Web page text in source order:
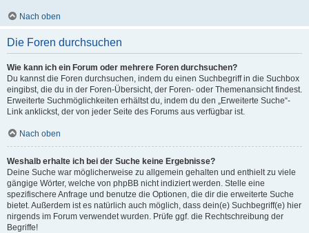
Nach oben
Die Foren durchsuchen
Wie kann ich ein Forum oder mehrere Foren durchsuchen?
Du kannst die Foren durchsuchen, indem du einen Suchbegriff in die Suchbox
eingibst, die du in der Foren-Übersicht, der Foren- oder Themenansicht findest.
Erweiterte Suchmöglichkeiten erhältst du, indem du den „Erweiterte Suche“-
Link anklickst, der von jeder Seite des Forums aus verfügbar ist.
Nach oben
Weshalb erhalte ich bei der Suche keine Ergebnisse?
Deine Suche war möglicherweise zu allgemein gehalten und enthielt zu viele
gängige Wörter, welche von phpBB nicht indiziert werden. Stelle eine
spezifischere Anfrage und benutze die Optionen, die dir die erweiterte Suche
bietet. Außerdem ist es natürlich auch möglich, dass dein(e) Suchbegriff(e) hier
nirgends im Forum verwendet wurden. Prüfe ggf. die Rechtschreibung der
Begriffe!